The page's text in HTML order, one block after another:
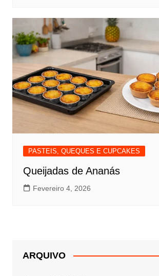
PASTEIS, QUEQUES E CUPCAKES
Queijadas de Ananás
Fevereiro 4, 2026
ARQUIVO